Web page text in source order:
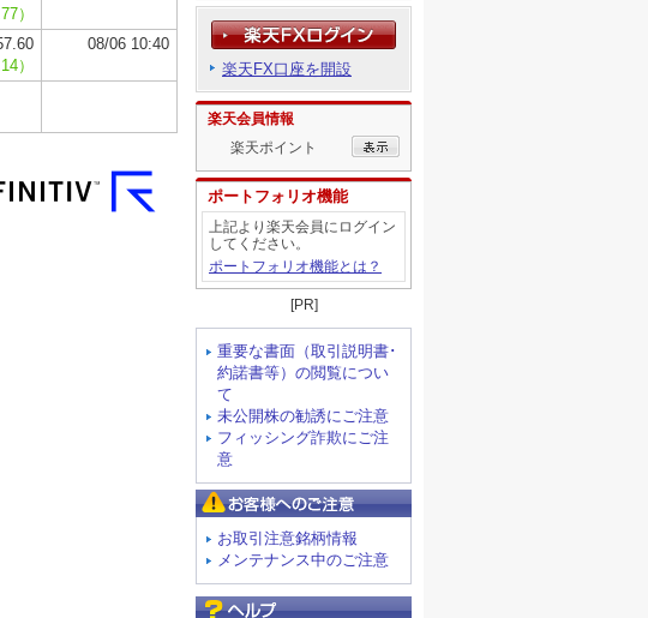
楽天FX口座を開設
楽天会員情報
楽天ポイント
ポートフォリオ機能
上記より楽天会員にログイン
してください。
ポートフォリオ機能とは？
[PR]
重要な書面（取引説明書･
約諾書等）の閲覧につい
て
未公開株の勧誘にご注意
フィッシング詐欺にご注
意
お取引注意銘柄情報
メンテナンス中のご注意